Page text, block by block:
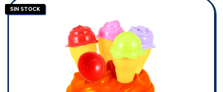
SIN STOCK